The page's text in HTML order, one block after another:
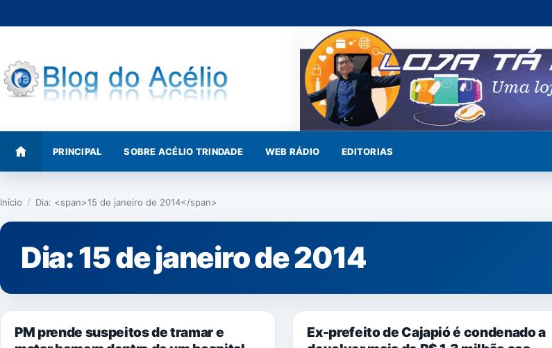
para
conteúdo
PRINCIPAL SOBRE ACÉLIO TRINDADE WEB RÁDIO EDITORIAS
Início / Dia: <span>15 de janeiro de 2014</span>
Dia:15 de janeiro de 2014
NOTÍCIAS
PM prende suspeitos de tramar e
NOTÍCIAS
Ex-prefeito de Cajapió é condenado a